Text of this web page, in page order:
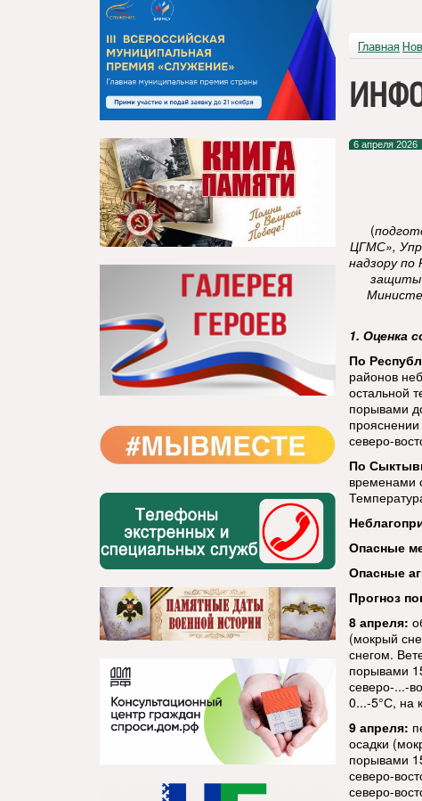
Главная
6 апреля 2026
(
ЦГМС»,
надзору по
защиты
1. Оценка
По
районов
остальной
порывами
северо-
По
временами
Опасные
Опасные
Прогноз
8 апреля:
(мокрый
снегом.
порывами
северо-...-
0...-5°С, на
9 апреля:
осадки
порывами
северо-
северо-